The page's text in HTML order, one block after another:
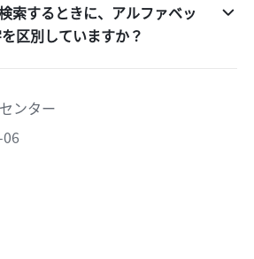
索するときに、アルファベッ
区別していますか？
ンター